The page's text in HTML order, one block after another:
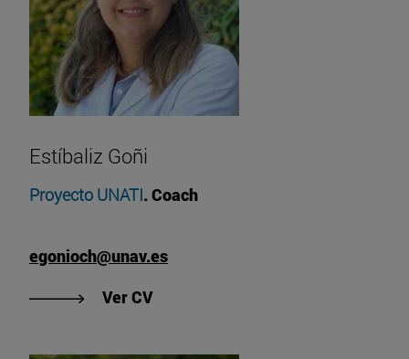
Estíbaliz Goñi
Proyecto UNATI. Coach
egonioch@unav.es
Ver CV"Ver CV de Estíbaliz Goñi"